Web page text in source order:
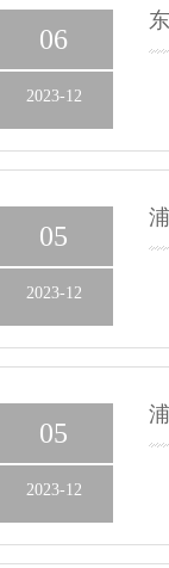
06
2023-12
05
2023-12
05
2023-12